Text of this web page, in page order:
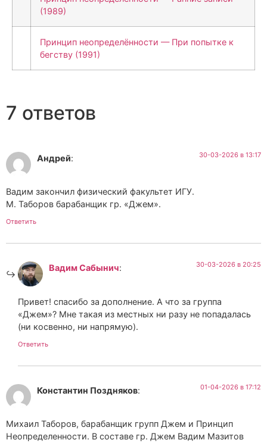
(1989)
Принцип неопределённости — При попытке к
бегству (1991)
7 ответов
Андрей: 30-03-2026 в 13:17
Вадим закончил физический факультет ИГУ.
М. Таборов барабанщик гр. «Джем».
Ответить
Вадим Сабынич: 30-03-2026 в 20:25
Привет! спасибо за дополнение. А что за группа
«Джем»? Мне такая из местных ни разу не попадалась
(ни косвенно, ни напрямую).
Ответить
Константин Поздняков: 01-04-2026 в 17:12
Михаил Таборов, барабанщик групп Джем и Принцип
Неопределенности. В составе гр. Джем Вадим Мазитов